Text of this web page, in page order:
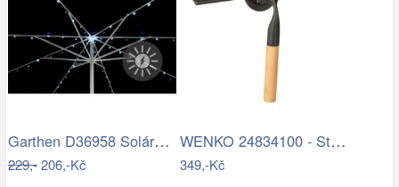
Garthen D36958 Solární blikající řetěz…
229,-206,-Kč
WENKO 24834100 - Stěrka BAMBUSa 24,5x17…
349,-Kč